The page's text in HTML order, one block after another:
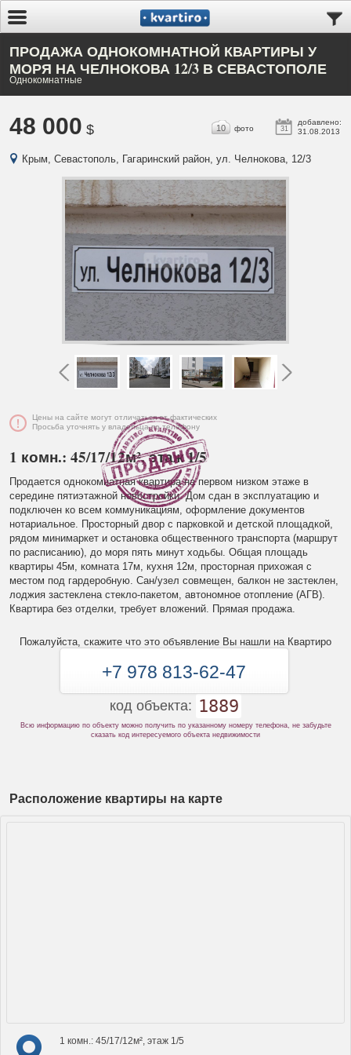
ПРОДАЖА ОДНОКОМНАТНОЙ КВАРТИРЫ У
МОРЯ НА ЧЕЛНОКОВА 12/3 В СЕВАСТОПОЛЕ
Однокомнатные
48 000 $ 31
добавлено:
31.08.2013
10 фото
Крым, Севастополь, Гагаринский район, ул. Челнокова, 12/3
Цены на сайте могут отличаться от фактических
Просьба уточнять у владельца по телефону
1 комн.: 45/17/12м², этаж 1/5
Продается однокомнатная квартира на первом низком этаже в
середине пятиэтажной новостройки. Дом сдан в эксплуатацию и
подключен ко всем коммуникациям, оформление документов
нотариальное. Просторный двор с парковкой и детской площадкой,
рядом минимаркет и остановка общественного транспорта (маршрут
по расписанию), до моря пять минут ходьбы. Общая площадь
квартиры 45м, комната 17м, кухня 12м, просторная прихожая с
местом под гардеробную. Сан/узел совмещен, балкон не застеклен,
лоджия застеклена стекло-пакетом, автономное отопление (АГВ).
Квартира без отделки, требует вложений. Прямая продажа.
Пожалуйста, скажите что это объявление Вы нашли на Квартиро
+7 978 813-62-47
код объекта: 1889
Всю информацию по объекту можно получить по указанному номеру телефона, не забудьте
сказать код интересуемого объекта недвижимости
Расположение квартиры на карте
1 комн.: 45/17/12м², этаж 1/5